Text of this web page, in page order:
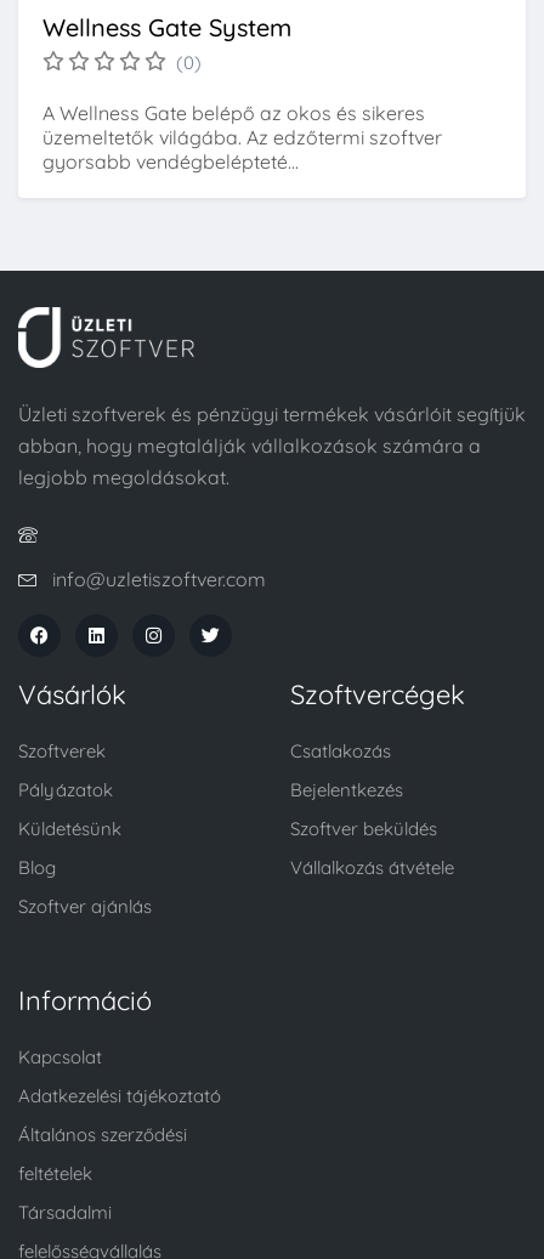
Wellness Gate System
(0)
A Wellness Gate belépő az okos és sikeres
üzemeltetők világába. Az edzőtermi szoftver
gyorsabb vendégbelépteté...
Üzleti szoftverek és pénzügyi termékek vásárlóit segítjük
abban, hogy megtalálják vállalkozások számára a
legjobb megoldásokat.
info@uzletiszoftver.com
Vásárlók
Szoftverek
Pályázatok
Küldetésünk
Blog
Szoftver ajánlás
Szoftvercégek
Csatlakozás
Bejelentkezés
Szoftver beküldés
Vállalkozás átvétele
Információ
Kapcsolat
Adatkezelési tájékoztató
Általános szerződési
feltételek
Társadalmi
felelősségvállalás